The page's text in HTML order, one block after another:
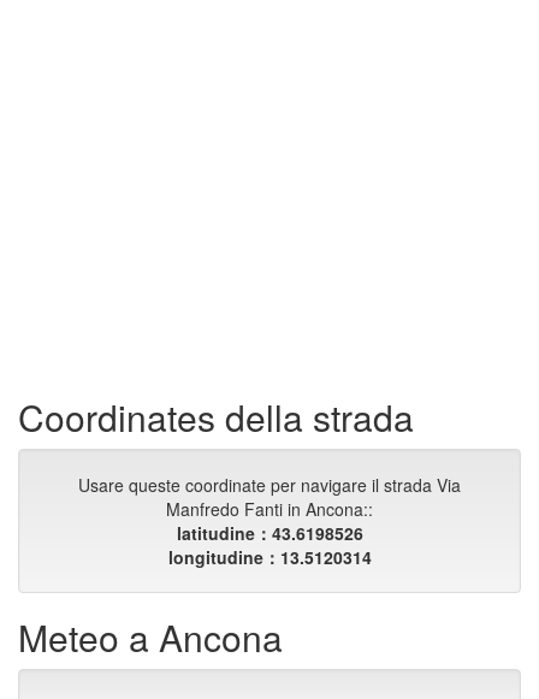
Coordinates della strada
Usare queste coordinate per navigare il strada Via
Manfredo Fanti in Ancona::
latitudine：43.6198526
longitudine：13.5120314
Meteo a Ancona